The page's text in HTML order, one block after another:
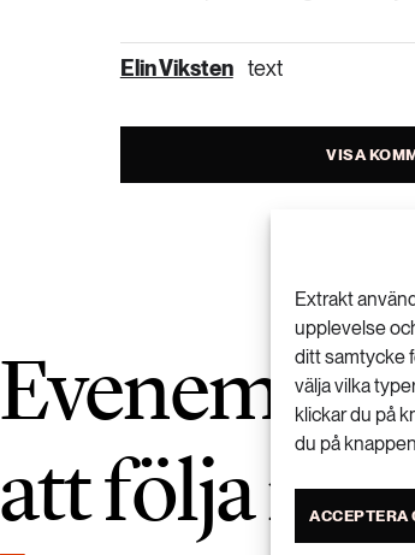
Extrakt
upplevelse
ditt samtycke
välja vilka
klickar du på
du på
ACCEPTERA
Elin Viksten text
VISA
att följa